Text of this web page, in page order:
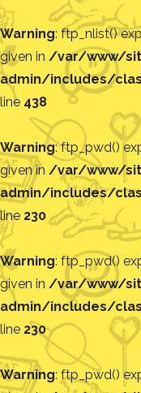
Warning: ftp_nlist()
given in /var/www/
admin/includes/
line 438
Warning: ftp_pwd()
given in /var/www/
admin/includes/
line 230
Warning: ftp_pwd()
given in /var/www/
admin/includes/
line 230
Warning: ftp_pwd()